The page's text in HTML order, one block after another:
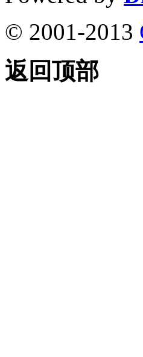
© 2001-2013
返回顶部